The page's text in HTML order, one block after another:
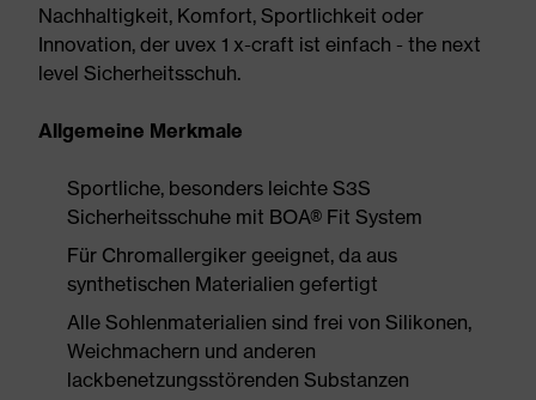
Nachhaltigkeit, Komfort, Sportlichkeit oder
Innovation, der uvex 1 x-craft ist einfach - the next
level Sicherheitsschuh.
Allgemeine Merkmale
Sportliche, besonders leichte S3S
Sicherheitsschuhe mit BOA® Fit System
Für Chromallergiker geeignet, da aus
synthetischen Materialien gefertigt
Alle Sohlenmaterialien sind frei von Silikonen,
Weichmachern und anderen
lackbenetzungsstörenden Substanzen